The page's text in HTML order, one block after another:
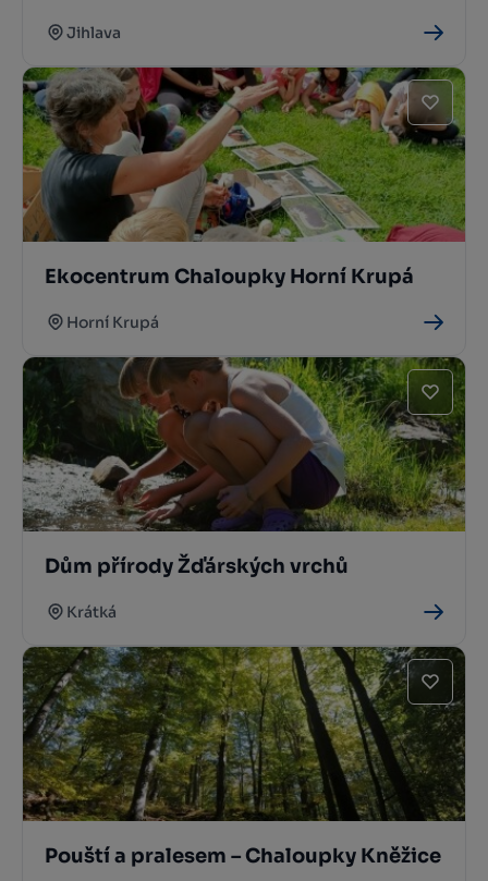
Jihlava
Ekocentrum Chaloupky Horní Krupá
Horní Krupá
Dům přírody Žďárských vrchů
Krátká
Pouští a pralesem – Chaloupky Kněžice